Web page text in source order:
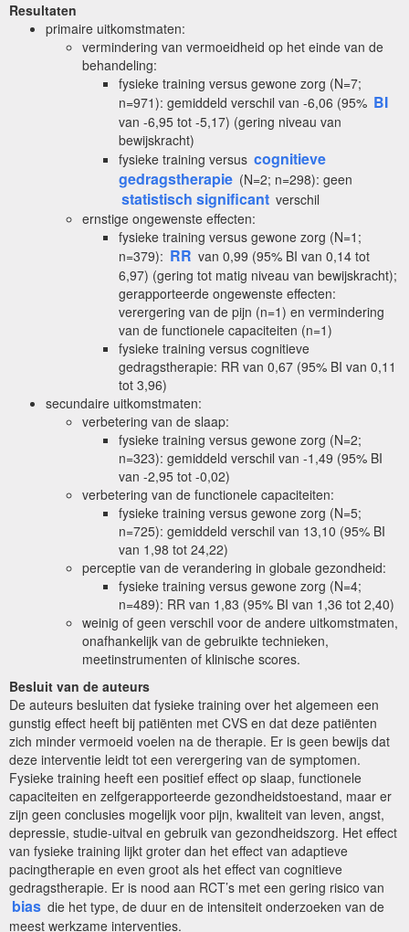
Resultaten
primaire uitkomstmaten:
vermindering van vermoeidheid op het einde van de
behandeling:
fysieke training versus gewone zorg (N=7;
n=971): gemiddeld verschil van -6,06 (95% BI
van -6,95 tot -5,17) (gering niveau van
bewijskracht)
fysieke training versus cognitieve
gedragstherapie (N=2; n=298): geen
statistisch significant verschil
ernstige ongewenste effecten:
fysieke training versus gewone zorg (N=1;
n=379): RR van 0,99 (95% BI van 0,14 tot
6,97) (gering tot matig niveau van bewijskracht);
gerapporteerde ongewenste effecten:
verergering van de pijn (n=1) en vermindering
van de functionele capaciteiten (n=1)
fysieke training versus cognitieve
gedragstherapie: RR van 0,67 (95% BI van 0,11
tot 3,96)
secundaire uitkomstmaten:
verbetering van de slaap:
fysieke training versus gewone zorg (N=2;
n=323): gemiddeld verschil van -1,49 (95% BI
van -2,95 tot -0,02)
verbetering van de functionele capaciteiten:
fysieke training versus gewone zorg (N=5;
n=725): gemiddeld verschil van 13,10 (95% BI
van 1,98 tot 24,22)
perceptie van de verandering in globale gezondheid:
fysieke training versus gewone zorg (N=4;
n=489): RR van 1,83 (95% BI van 1,36 tot 2,40)
weinig of geen verschil voor de andere uitkomstmaten,
onafhankelijk van de gebruikte technieken,
meetinstrumenten of klinische scores.
Besluit van de auteurs
De auteurs besluiten dat fysieke training over het algemeen een
gunstig effect heeft bij patiënten met CVS en dat deze patiënten
zich minder vermoeid voelen na de therapie. Er is geen bewijs dat
deze interventie leidt tot een verergering van de symptomen.
Fysieke training heeft een positief effect op slaap, functionele
capaciteiten en zelfgerapporteerde gezondheidstoestand, maar er
zijn geen conclusies mogelijk voor pijn, kwaliteit van leven, angst,
depressie, studie-uitval en gebruik van gezondheidszorg. Het effect
van fysieke training lijkt groter dan het effect van adaptieve
pacingtherapie en even groot als het effect van cognitieve
gedragstherapie. Er is nood aan RCT’s met een gering risico van
bias die het type, de duur en de intensiteit onderzoeken van de
meest werkzame interventies.